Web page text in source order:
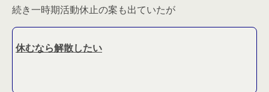
続き一時期活動休止の案も出ていたが
休むなら解散したい